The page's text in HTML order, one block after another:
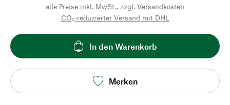
alle Preise inkl. MwSt., zzgl. Versandkosten
CO₂-reduzierter Versand mit DHL
In den Warenkorb
Merken